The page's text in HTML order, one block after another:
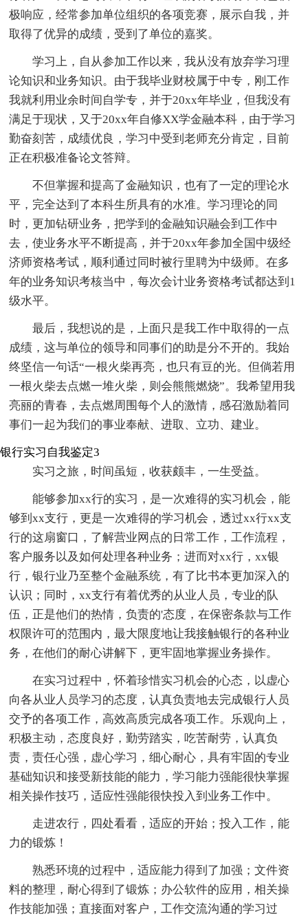
极响应，经常参加单位组织的各项竞赛，展示自我，并
取得了优异的成绩，受到了单位的嘉奖。
学习上，自从参加工作以来，我从没有放弃学习理
论知识和业务知识。由于我毕业财校属于中专，刚工作
我就利用业余时间自学专，并于20xx年毕业，但我没有
满足于现状，又于20xx年自修XX学金融本科，由于学习
勤奋刻苦，成绩优良，学习中受到老师充分肯定，目前
正在积极准备论文答辩。
不但掌握和提高了金融知识，也有了一定的理论水
平，完全达到了本科生所具有的水准。学习理论的同
时，更加钻研业务，把学到的金融知识融会到工作中
去，使业务水平不断提高，并于20xx年参加全国中级经
济师资格考试，顺利通过同时被行里聘为中级师。在多
年的业务知识考核当中，每次会计业务资格考试都达到1
级水平。
最后，我想说的是，上面只是我工作中取得的一点
成绩，这与单位的领导和同事们的助是分不开的。我始
终坚信一句话“一根火柴再亮，也只有豆的光。但倘若用
一根火柴去点燃一堆火柴，则会熊熊燃烧”。我希望用我
亮丽的青春，去点燃周围每个人的激情，感召激励着同
事们一起为我们的事业奉献、进取、立功、建业。
银行实习自我鉴定3
实习之旅，时间虽短，收获颇丰，一生受益。
能够参加xx行的实习，是一次难得的实习机会，能
够到xx支行，更是一次难得的学习机会，透过xx行xx支
行的这扇窗口，了解营业网点的日常工作，工作流程，
客户服务以及如何处理各种业务；进而对xx行，xx银
行，银行业乃至整个金融系统，有了比书本更加深入的
认识；同时，xx支行有着优秀的从业人员，专业的队
伍，正是他们的热情，负责的'态度，在保密条款与工作
权限许可的范围内，最大限度地让我接触银行的各种业
务，在他们的耐心讲解下，更牢固地掌握业务操作。
在实习过程中，怀着珍惜实习机会的心态，以虚心
向各从业人员学习的态度，认真负责地去完成银行人员
交予的各项工作，高效高质完成各项工作。乐观向上，
积极主动，态度良好，勤劳踏实，吃苦耐劳，认真负
责，责任心强，虚心学习，细心耐心，具有牢固的专业
基础知识和接受新技能的能力，学习能力强能很快掌握
相关操作技巧，适应性强能很快投入到业务工作中。
走进农行，四处看看，适应的开始；投入工作，能
力的锻炼！
熟悉环境的过程中，适应能力得到了加强；文件资
料的整理，耐心得到了锻炼；办公软件的应用，相关操
作技能加强；直接面对客户，工作交流沟通的学习过